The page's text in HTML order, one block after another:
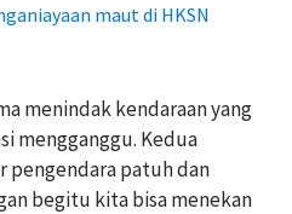
maut di HKSN
menindak kendaraan yang
mengganggu. Kedua
pengendara patuh dan
begitu kita bisa menekan